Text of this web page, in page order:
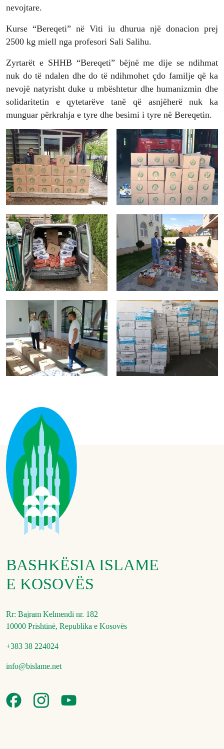
nevojtare.
Kurse “Bereqeti” në Viti iu dhurua një donacion prej
2500 kg miell nga profesori Sali Salihu.
Zyrtarët e SHHB “Bereqeti” bëjnë me dije se ndihmat
nuk do të ndalen dhe do të ndihmohet çdo familje që ka
nevojë natyrisht duke u mbështetur dhe humanizmin dhe
solidaritetin e qytetarëve tanë që asnjëherë nuk ka
munguar përkrahja e tyre dhe besimi i tyre në Bereqetin.
BASHKËSIA ISLAME
E KOSOVËS
Rr: Bajram Kelmendi nr. 182
10000 Prishtinë, Republika e Kosovës
+383 38 224024
info@bislame.net